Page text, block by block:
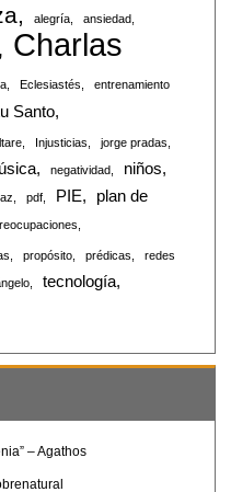
alegría ansiedad
Charlas
Eclesiastés entrenamiento
Santo
Injusticias jorge pradas
negatividad niños
pdf PIE
plan de
propósito prédicas redes
tecnología
– Agathos